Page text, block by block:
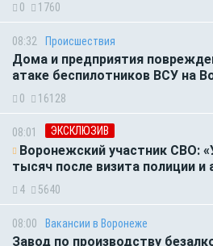
0 1760
08:32 Происшествия
Дома и предприятия
атаке беспилотников ВСУ на
0 16128
08:01 ЭКСКЛЮЗИВ
Воронежский участник СВО:
тысяч после визита полиции и
4 5640
08:00 Вакансии в Воронеже
Завод по производству